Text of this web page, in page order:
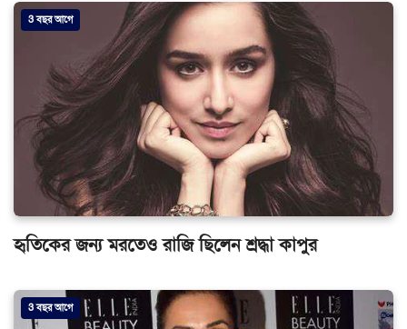
3 বছর আগে
হৃতিকের জন্য মরতেও রাজি ছিলেন শ্রদ্ধা কাপুর
3 বছর আগে